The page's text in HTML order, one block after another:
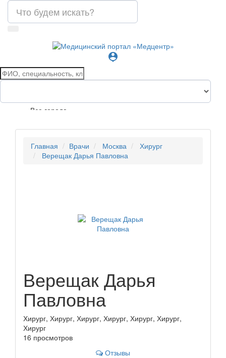
person_pin
Все города
Главная Врачи Москва
Хирург
Верещак Дарья Павловна
Верещак Дарья
Павловна
Хирург, Хирург, Хирург, Хирург, Хирург, Хирург,
Хирург
16 просмотров
Отзывы